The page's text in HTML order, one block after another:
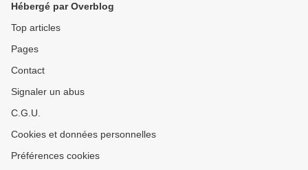
Hébergé par Overblog
Top articles
Pages
Contact
Signaler un abus
C.G.U.
Cookies et données personnelles
Préférences cookies